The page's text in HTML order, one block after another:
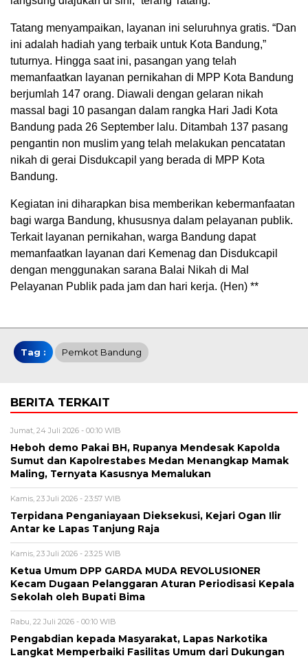
Tatang menyampaikan, layanan ini seluruhnya gratis. “Dan
ini adalah hadiah yang terbaik untuk Kota Bandung,”
tuturnya. Hingga saat ini, pasangan yang telah
memanfaatkan layanan pernikahan di MPP Kota Bandung
berjumlah 147 orang. Diawali dengan gelaran nikah
massal bagi 10 pasangan dalam rangka Hari Jadi Kota
Bandung pada 26 September lalu. Ditambah 137 pasang
pengantin non muslim yang telah melakukan pencatatan
nikah di gerai Disdukcapil yang berada di MPP Kota
Bandung.
Kegiatan ini diharapkan bisa memberikan kebermanfaatan
bagi warga Bandung, khususnya dalam pelayanan publik.
Terkait layanan pernikahan, warga Bandung dapat
memanfaatkan layanan dari Kemenag dan Disdukcapil
dengan menggunakan sarana Balai Nikah di Mal
Pelayanan Publik pada jam dan hari kerja. (Hen) **
Tag : Pemkot Bandung
BERITA TERKAIT
Jumat, 24 Juli 2026 - 00:10 WIB
Heboh demo Pakai BH, Rupanya Mendesak Kapolda
Sumut dan Kapolrestabes Medan Menangkap Mamak
Maling, Ternyata Kasusnya Memalukan
Kamis, 23 Juli 2026 - 23:57 WIB
Terpidana Penganiayaan Dieksekusi, Kejari Ogan Ilir
Antar ke Lapas Tanjung Raja
Kamis, 23 Juli 2026 - 23:25 WIB
Ketua Umum DPP GARDA MUDA REVOLUSIONER
Kecam Dugaan Pelanggaran Aturan Periodisasi Kepala
Sekolah oleh Bupati Bima
Rabu, 22 Juli 2026 - 00:10 WIB
Pengabdian kepada Masyarakat, Lapas Narkotika
Langkat Memperbaiki Fasilitas Umum dari Dukungan